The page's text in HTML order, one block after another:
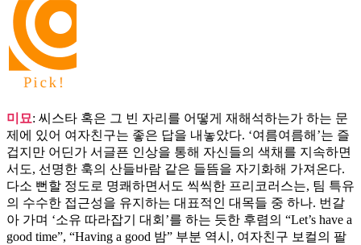
미묘: 씨스타 혹은 그 빈 자리를 어떻게 재해석하는가 하는 문
제에 있어 여자친구는 좋은 답을 내놓았다. ‘여름여름해’는 즐
겁지만 어딘가 서글픈 인상을 통해 자신들의 색채를 지속하면
서도, 선명한 훅의 산들바람 같은 들뜸을 자기화해 가져온다.
다소 뻔할 정도로 명쾌하면서도 씩씩한 프리코러스는, 팀 특유
의 수수한 접근성을 유지하는 대표적인 대목들 중 하나. 번갈
아 가며 ‘소유 따라잡기 대회’를 하는 듯한 후렴의 “Let’s have a
good time”, “Having a good 밤” 부분 역시, 여자친구 보컬의 팔